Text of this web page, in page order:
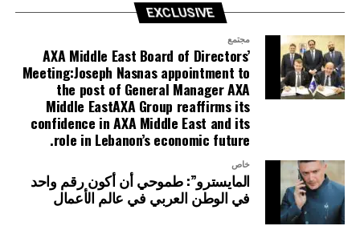
shaping the future of banking in Lebanon and the
region.
With MIRA, just ask and it’s done.
EXCLUSIVE
مجتمع
AXA Middle East Board of Directors’
Meeting:Joseph Nasnas appointment to
the post of General Manager AXA
Middle EastAXA Group reaffirms its
confidence in AXA Middle East and its
role in Lebanon’s economic future.
خاص
المايسترو”: طموحي أن أكون رقم واحد
في الوطن العربي في عالم الأعمال